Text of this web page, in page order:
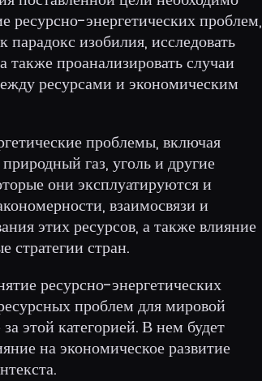
ресурсно-энергетических проблем,
изобилия, исследовать
также проанализировать случаи
ресурсами и экономическим
проблемы, включая
газ, уголь и другие
они эксплуатируются и
взаимосвязи и
этих ресурсов, а также влияние
стратегии стран.
ресурсно-энергетических
проблем для мировой
этой категорией. В нем будет
на экономическое развитие